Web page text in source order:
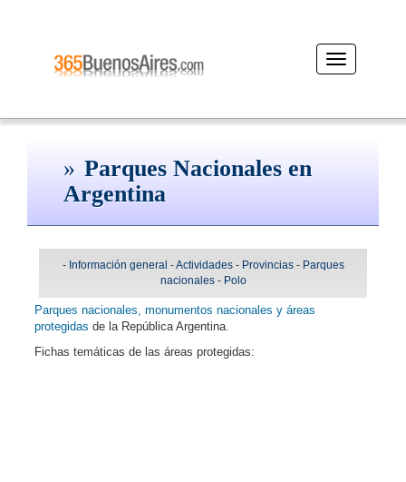
Desplegar
navegación
Parques Nacionales en
Argentina
- Información general -Actividades- Provincias- Parques
nacionales- Polo
Parques nacionales, monumentos nacionales y áreas
protegidas de la República Argentina.
Fichas temáticas de las áreas protegidas: